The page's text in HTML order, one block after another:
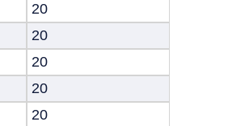
20
20
20
20
20